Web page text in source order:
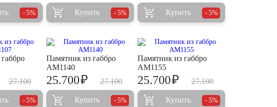
5% Купить 5% Купить 5%
27.100
5%
Памятник из габбро
AM1140
27.100
25.700₽
Купить 5%
Памятник из габбро
AM1155
27.100
25.700₽
Купить 5%